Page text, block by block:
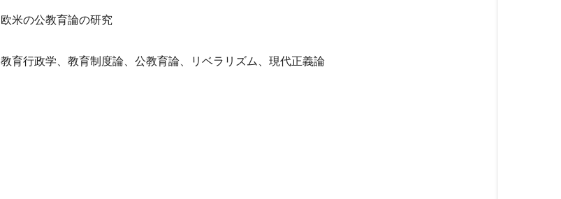
欧米の公教育論の研究
教育行政学、教育制度論、公教育論、リベラリズム、現代正義論